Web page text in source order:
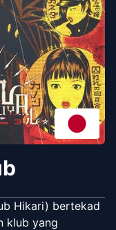
Hikari) bertekad
klub yang